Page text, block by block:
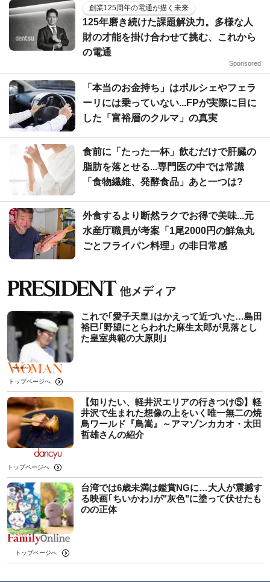
創業125周年の電通が描く未来
125年磨き続けた課題解決力。多様な人
財の才能を掛け合わせて挑む、これから
の電通
Sponsored
「本当のお金持ち」はポルシェやフェラ
ーリには乗っていない...FPが実際に目に
した「富裕層のクルマ」の真実
食前に「たった一杯」飲むだけで肝臓の
脂肪を落とせる...専門医の中では常識
「食物繊維、発酵食品」あと一つは?
外食するより断然ラクでお得で美味...元
水産庁職員が考案「1尾2000円の鮮魚丸
ごとフライパン料理」の非日常感
これで｢愛子天皇｣はかえって近づいた…島田
裕巳｢野望にとらわれた麻生太郎が見落とし
た皇室典範の大原則｣
トップページへ
【知りたい、軽井沢エリアの行きつけ⑤】軽
井沢で生まれた想像の上をいく唯一無二の焼
鳥ワールド『鳥嵩』～アマゾンカカオ・太田
哲雄さんの紹介
トップページへ
台湾では6歳未満は鑑賞NGに…大人が震撼す
る映画｢ちいかわ｣が"灰色"に塗って伏せたも
のの正体
トップページへ